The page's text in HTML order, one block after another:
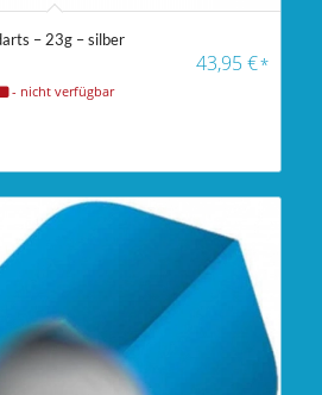
– 23g – silber
43,95€*
- nicht verfügbar